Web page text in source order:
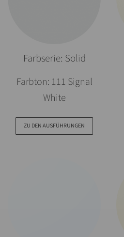
Farbserie: Solid
Farbton: 111 Signal
White
ZU DEN AUSFÜHRUNGEN